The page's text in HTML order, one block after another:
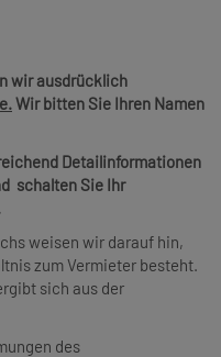
wir ausdrücklich
Wir bitten Sie Ihren Namen
Detailinformationen
schalten Sie Ihr
weisen wir darauf hin,
zum Vermieter besteht.
sich aus der
des